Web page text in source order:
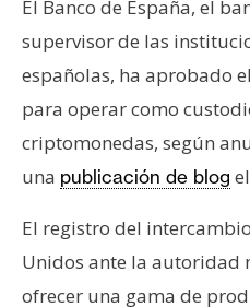
i
s
N
o
t
s
d
e
El Banco de España, el
supervisor de las
españolas, ha aprobado
para operar como
criptomonedas, según
una publicación de blog
El registro del
Unidos ante la autoridad
ofrecer una gama de